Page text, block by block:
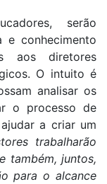
serão
e conhecimento
aos diretores
O intuito é
analisar os
o processo de
a criar um
trabalharão
também, juntos,
para o alcance